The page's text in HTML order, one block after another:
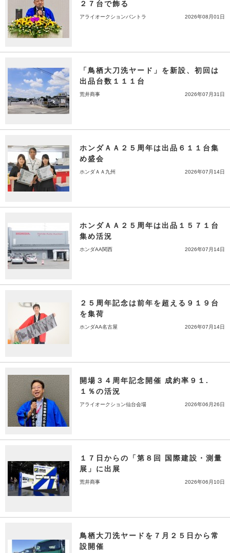
２７台で飾る
アライオークションバントラ 2026年08月01日
「鳥栖大刀洗ヤード」を新設、初回は
出品台数１１１台
荒井商事 2026年07月31日
ホンダＡＡ２５周年は出品６１１台集
め盛会
ホンダＡＡ九州 2026年07月14日
ホンダＡＡ２５周年は出品１５７１台
集め活況
ホンダAA関西 2026年07月14日
２５周年記念は前年を超える９１９台
を集荷
ホンダAA名古屋 2026年07月14日
開場３４周年記念開催 成約率９１.
１％の活況
アライオークション仙台会場 2026年06月26日
１７日からの「第８回 国際建設・測量
展」に出展
荒井商事 2026年06月10日
鳥栖大刀洗ヤードを７月２５日から常
設開催